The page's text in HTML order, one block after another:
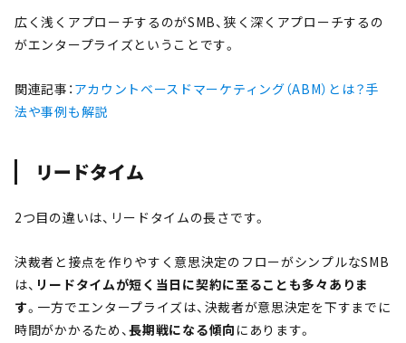
広く浅くアプローチするのがSMB、狭く深くアプローチするの
がエンタープライズということです。
関連記事：アカウントベースドマーケティング（ABM）とは？手
法や事例も解説
リードタイム
2つ目の違いは、リードタイムの長さです。
決裁者と接点を作りやすく意思決定のフローがシンプルなSMB
は、 リードタイムが短く当日に契約に至ることも多々ありま
す。一方でエンタープライズは、決裁者が意思決定を下すまでに
時間がかかるため、長期戦になる傾向 にあります。